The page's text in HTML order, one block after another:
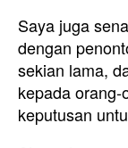
Saya juga
dengan
sekian lama,
kepada
keputusan